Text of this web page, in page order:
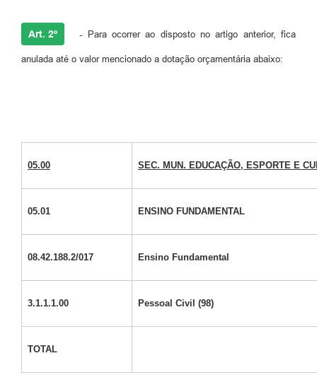
Art. 2º - Para ocorrer ao disposto no artigo anterior, fica
anulada até o valor mencionado a dotação orçamentária abaixo:
05.00 SEC. MUN. EDUCAÇÃO, ESPORTE E
05.01 ENSINO FUNDAMENTAL
08.42.188.2/017 Ensino Fundamental
3.1.1.1.00 Pessoal Civil (98)
TOTAL